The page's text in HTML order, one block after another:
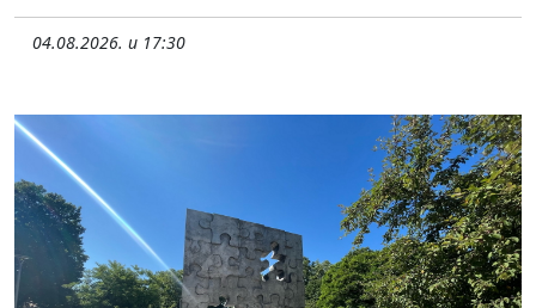
04.08.2026. u 17:30